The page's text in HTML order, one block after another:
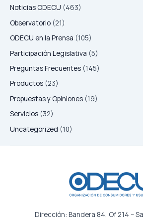
Noticias ODECU (463)
Observatorio (21)
ODECU en la Prensa (105)
Participación Legislativa (5)
Preguntas Frecuentes (145)
Productos (23)
Propuestas y Opiniones (19)
Servicios (32)
Uncategorized (10)
Dirección: Bandera 84, Of 214 –